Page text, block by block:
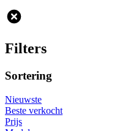
Filters
Sortering
Nieuwste
Beste verkocht
Prijs